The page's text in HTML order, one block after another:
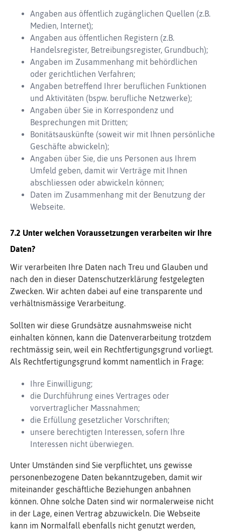
Angaben aus öffentlich zugänglichen Quellen (z.B.
Medien, Internet);
Angaben aus öffentlichen Registern (z.B.
Handelsregister, Betreibungsregister, Grundbuch);
Angaben im Zusammenhang mit behördlichen
oder gerichtlichen Verfahren;
Angaben betreffend Ihrer beruflichen Funktionen
und Aktivitäten (bspw. berufliche Netzwerke);
Angaben über Sie in Korrespondenz und
Besprechungen mit Dritten;
Bonitätsauskünfte (soweit wir mit Ihnen persönliche
Geschäfte abwickeln);
Angaben über Sie, die uns Personen aus Ihrem
Umfeld geben, damit wir Verträge mit Ihnen
abschliessen oder abwickeln können;
Daten im Zusammenhang mit der Benutzung der
Webseite.
Unter welchen Voraussetzungen verarbeiten wir Ihre
Daten?
Wir verarbeiten Ihre Daten nach Treu und Glauben und
nach den in dieser Datenschutzerklärung festgelegten
Zwecken. Wir achten dabei auf eine transparente und
verhältnismässige Verarbeitung.
Sollten wir diese Grundsätze ausnahmsweise nicht
einhalten können, kann die Datenverarbeitung trotzdem
rechtmässig sein, weil ein Rechtfertigungsgrund vorliegt.
Als Rechtfertigungsgrund kommt namentlich in Frage:
Ihre Einwilligung;
die Durchführung eines Vertrages oder
vorvertraglicher Massnahmen;
die Erfüllung gesetzlicher Vorschriften;
unsere berechtigten Interessen, sofern Ihre
Interessen nicht überwiegen.
Unter Umständen sind Sie verpflichtet, uns gewisse
personenbezogene Daten bekanntzugeben, damit wir
miteinander geschäftliche Beziehungen anbahnen
können. Ohne solche Daten sind wir normalerweise nicht
in der Lage, einen Vertrag abzuwickeln. Die Webseite
kann im Normalfall ebenfalls nicht genutzt werden,